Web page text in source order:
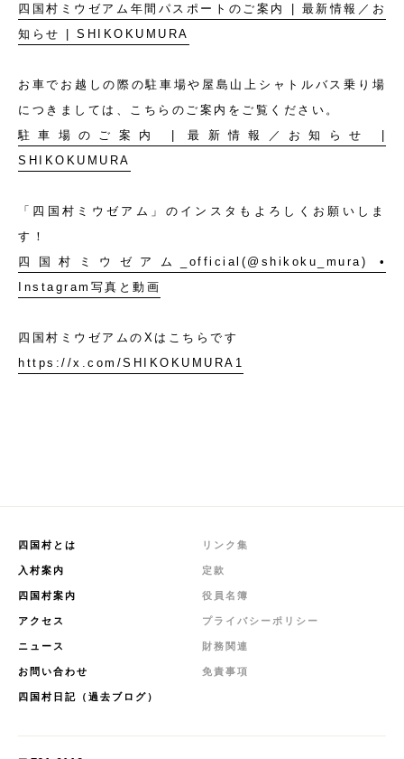
四国村ミウゼアム年間パスポートのご案内 | 最新情報／お
知らせ | SHIKOKUMURA
お車でお越しの際の駐車場や屋島山上シャトルバス乗り場
につきましては、こちらのご案内をご覧ください。
駐車場のご案内 | 最新情報／お知らせ |
SHIKOKUMURA
「四国村ミウゼアム」のインスタもよろしくお願いしま
す！
四国村ミウゼアム_official(@shikoku_mura) •
Instagram写真と動画
四国村ミウゼアムのXはこちらです
https://x.com/SHIKOKUMURA1
四国村とは
入村案内
四国村案内
アクセス
ニュース
お問い合わせ
四国村日記（過去ブログ）
リンク集
定款
役員名簿
プライバシーポリシー
財務関連
免責事項